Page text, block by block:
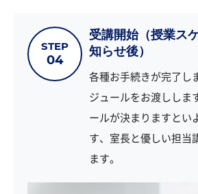
STEP
04
受講開始（授業ス
知らせ後）
各種お手続きが完了し
ジュールをお渡ししま
ールが決まりますとい
す、室長と優しい担当
ます。